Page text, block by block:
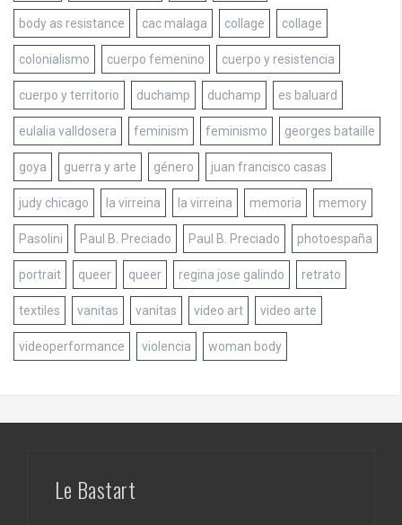
body as resistance cac malaga collage collage
colonialismo cuerpo femenino cuerpo y resistencia
cuerpo y territorio duchamp duchamp es baluard
eulalia valldosera feminism feminismo georges bataille
goya guerra y arte género juan francisco casas
judy chicago la virreina la virreina memoria memory
Pasolini Paul B. Preciado Paul B. Preciado photoespaña
portrait queer queer regina jose galindo retrato
textiles vanitas vanitas video art video arte
videoperformance violencia woman body
Le Bastart